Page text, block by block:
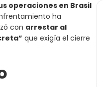
operaciones en Brasil
ha
con arrestar al
que exigía el cierre